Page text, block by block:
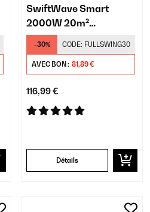
SwiftWave Smart
2000W 20m²
Convecteur Électrique
Noir
-30% CODE: FULLSWING30
AVEC BON : 81,89 €
116,99 €
Détails